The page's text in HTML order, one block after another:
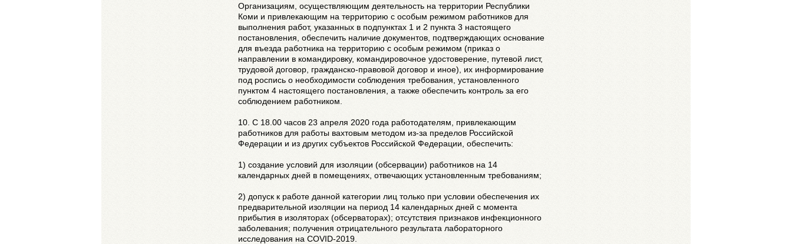
Организациям, осуществляющим деятельность на территории Республики
Коми и привлекающим на территорию с особым режимом работников для
выполнения работ, указанных в подпунктах 1 и 2 пункта 3 настоящего
постановления, обеспечить наличие документов, подтверждающих основание
для въезда работника на территорию с особым режимом (приказ о
направлении в командировку, командировочное удостоверение, путевой лист,
трудовой договор, гражданско-правовой договор и иное), их информирование
под роспись о необходимости соблюдения требования, установленного
пунктом 4 настоящего постановления, а также обеспечить контроль за его
соблюдением работником.
10. С 18.00 часов 23 апреля 2020 года работодателям, привлекающим
работников для работы вахтовым методом из-за пределов Российской
Федерации и из других субъектов Российской Федерации, обеспечить:
1) создание условий для изоляции (обсервации) работников на 14
календарных дней в помещениях, отвечающих установленным требованиям;
2) допуск к работе данной категории лиц только при условии обеспечения их
предварительной изоляции на период 14 календарных дней с момента
прибытия в изоляторах (обсерваторах); отсутствия признаков инфекционного
заболевания; получения отрицательного результата лабораторного
исследования на COVID-2019.